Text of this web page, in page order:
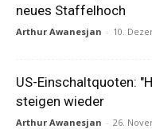
neues Staffelhoch
Arthur Awanesjan - 10.
US-Einschaltquoten:
steigen wieder
Arthur Awanesjan - 26.